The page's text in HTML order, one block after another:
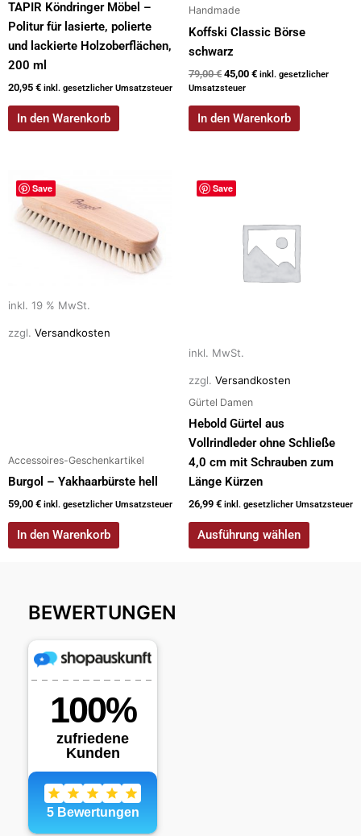
TAPIR Köndringer Möbel –
Politur für lasierte, polierte
und lackierte Holzoberflächen,
200 ml
20,95 € inkl. gesetzlicher Umsatzsteuer
In den Warenkorb
Handmade
Koffski Classic Börse
schwarz
79,00€ 45,00 € inkl. gesetzlicher
Umsatzsteuer
In den Warenkorb
Save
inkl. 19 % MwSt.
zzgl. Versandkosten
Accessoires-Geschenkartikel
Burgol – Yakhaarbürste hell
59,00 € inkl. gesetzlicher Umsatzsteuer
In den Warenkorb
Save
inkl. MwSt.
zzgl. Versandkosten
Gürtel Damen
Hebold Gürtel aus
Vollrindleder ohne Schließe
4,0 cm mit Schrauben zum
Länge Kürzen
26,99 € inkl. gesetzlicher Umsatzsteuer
Ausführung wählen
Dieses
Produkt
auf
Produktseite
gewählt
werden
BEWERTUNGEN